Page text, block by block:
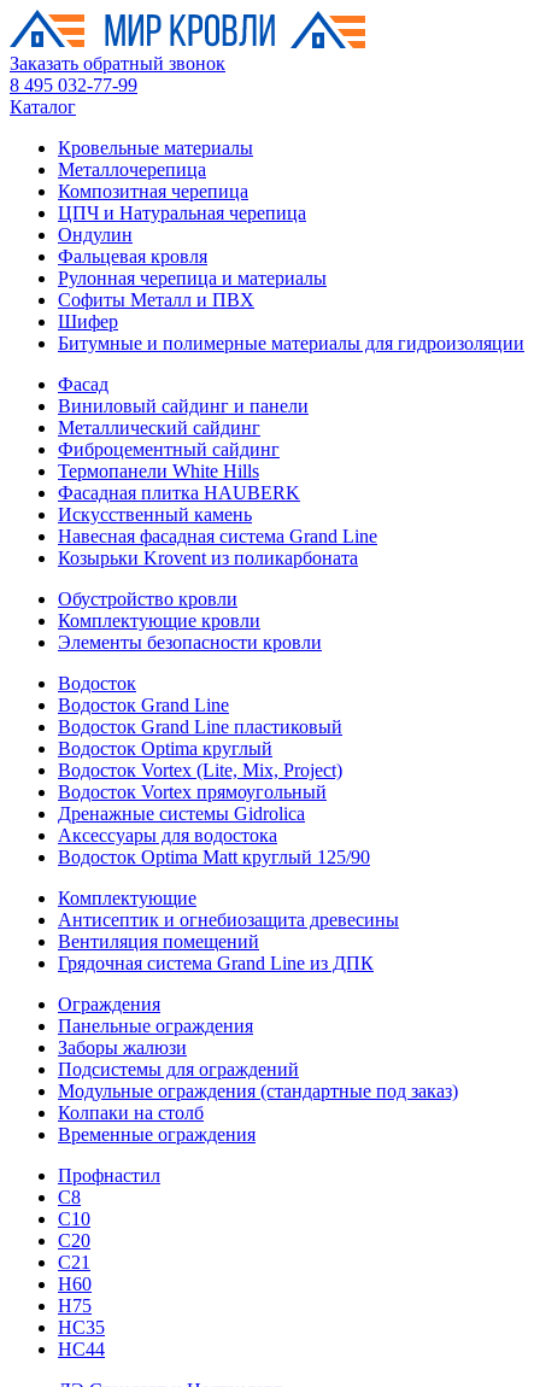
Заказать обратный звонок
8 495 032-77-99
Каталог
Кровельные материалы
Металлочерепица
Композитная черепица
ЦПЧ и Натуральная черепица
Ондулин
Фальцевая кровля
Рулонная черепица и материалы
Софиты Металл и ПВХ
Шифер
Битумные и полимерные материалы для гидроизоляции
Фасад
Виниловый сайдинг и панели
Металлический сайдинг
Фиброцементный сайдинг
Термопанели White Hills
Фасадная плитка HAUBERK
Искусственный камень
Навесная фасадная система Grand Line
Козырьки Krovent из поликарбоната
Обустройство кровли
Комплектующие кровли
Элементы безопасности кровли
Водосток
Водосток Grand Line
Водосток Grand Line пластиковый
Водосток Optima круглый
Водосток Vortex (Lite, Mix, Project)
Водосток Vortex прямоугольный
Дренажные системы Gidrolica
Аксессуары для водостока
Водосток Optima Matt круглый 125/90
Комплектующие
Антисептик и огнебиозащита древесины
Вентиляция помещений
Грядочная система Grand Line из ДПК
Ограждения
Панельные ограждения
Заборы жалюзи
Подсистемы для ограждений
Модульные ограждения (стандартные под заказ)
Колпаки на столб
Временные ограждения
Профнастил
С8
С10
С20
С21
H60
H75
HС35
НС44